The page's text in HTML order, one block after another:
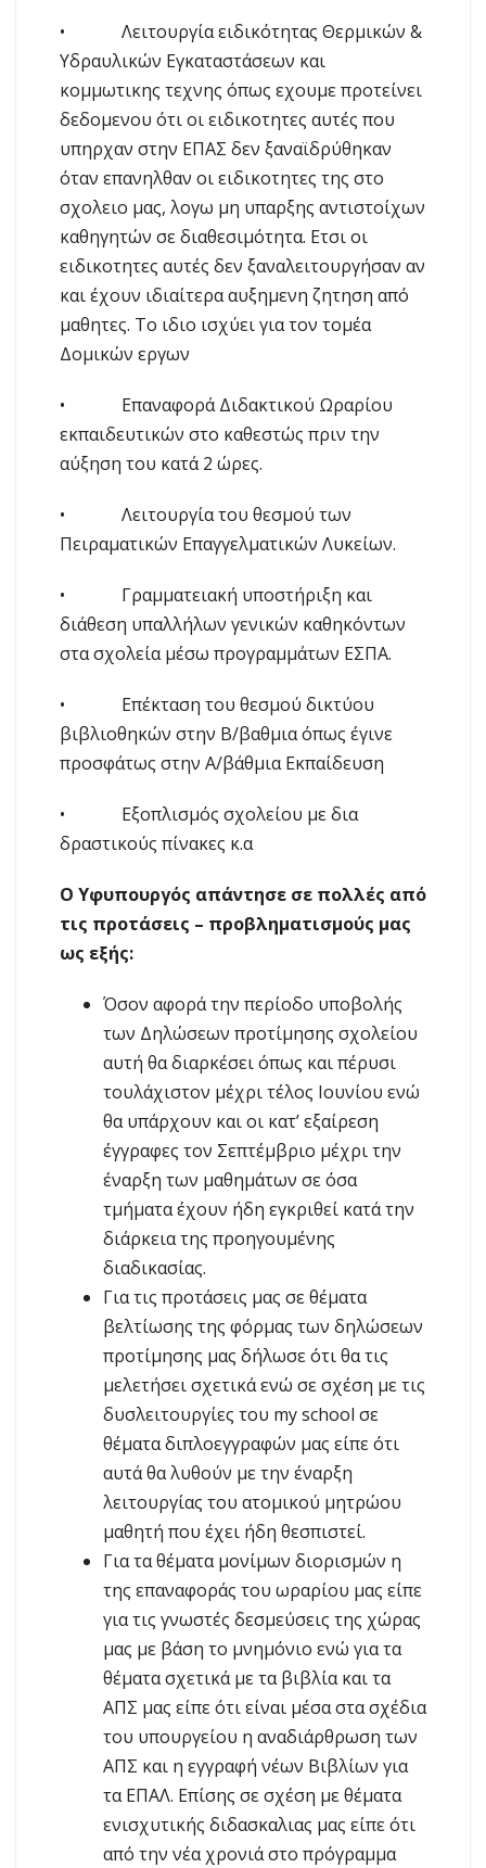
• Λειτουργία ειδικότητας Θερμικών &
Υδραυλικών Εγκαταστάσεων και
κομμωτικης τεχνης όπως εχουμε προτείνει
δεδομενου ότι οι ειδικοτητες αυτές που
υπηρχαν στην ΕΠΑΣ δεν ξαναϊδρύθηκαν
όταν επανηλθαν οι ειδικοτητες της στο
σχολειο μας, λογω μη υπαρξης αντιστοίχων
καθηγητών σε διαθεσιμότητα. Ετσι οι
ειδικοτητες αυτές δεν ξαναλειτουργήσαν αν
και έχουν ιδιαίτερα αυξημενη ζητηση από
μαθητες. Το ιδιο ισχύει για τον τομέα
Δομικών εργων
• Επαναφορά Διδακτικού Ωραρίου
εκπαιδευτικών στο καθεστώς πριν την
αύξηση του κατά 2 ώρες.
• Λειτουργία του θεσμού των
Πειραματικών Επαγγελματικών Λυκείων.
• Γραμματειακή υποστήριξη και
διάθεση υπαλλήλων γενικών καθηκόντων
στα σχολεία μέσω προγραμμάτων ΕΣΠΑ.
• Επέκταση του θεσμού δικτύου
βιβλιοθηκών στην Β/βαθμια όπως έγινε
προσφάτως στην Α/βάθμια Εκπαίδευση
• Εξοπλισμός σχολείου με δια
δραστικούς πίνακες κ.α
Ο Υφυπουργός απάντησε σε πολλές από
τις προτάσεις – προβληματισμούς μας
ως εξής:
Όσον αφορά την περίοδο υποβολής
των Δηλώσεων προτίμησης σχολείου
αυτή θα διαρκέσει όπως και πέρυσι
τουλάχιστον μέχρι τέλος Ιουνίου ενώ
θα υπάρχουν και οι κατ’ εξαίρεση
έγγραφες τον Σεπτέμβριο μέχρι την
έναρξη των μαθημάτων σε όσα
τμήματα έχουν ήδη εγκριθεί κατά την
διάρκεια της προηγουμένης
διαδικασίας.
Για τις προτάσεις μας σε θέματα
βελτίωσης της φόρμας των δηλώσεων
προτίμησης μας δήλωσε ότι θα τις
μελετήσει σχετικά ενώ σε σχέση με τις
δυσλειτουργίες του my school σε
θέματα διπλοεγγραφών μας είπε ότι
αυτά θα λυθούν με την έναρξη
λειτουργίας του ατομικού μητρώου
μαθητή που έχει ήδη θεσπιστεί.
Για τα θέματα μονίμων διορισμών η
της επαναφοράς του ωραρίου μας είπε
για τις γνωστές δεσμεύσεις της χώρας
μας με βάση το μνημόνιο ενώ για τα
θέματα σχετικά με τα βιβλία και τα
ΑΠΣ μας είπε ότι είναι μέσα στα σχέδια
του υπουργείου η αναδιάρθρωση των
ΑΠΣ και η εγγραφή νέων Βιβλίων για
τα ΕΠΑΛ. Επίσης σε σχέση με θέματα
ενισχυτικής διδασκαλιας μας είπε ότι
από την νέα χρονιά στο πρόγραμμα